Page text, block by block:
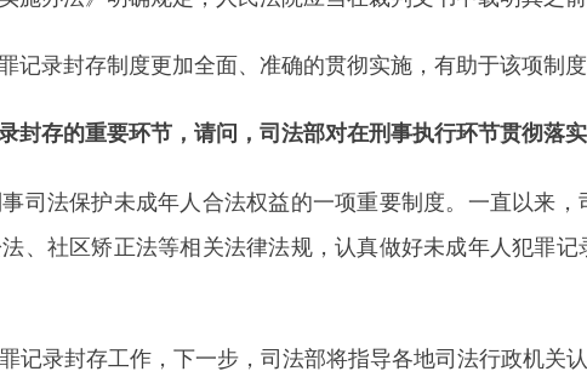
录封存制度更加全面、准确的贯彻实施，有助于该项制度
存的重要环节，请问，司法部对在刑事执行环节贯彻落
司法保护未成年人合法权益的一项重要制度。一直以来
、社区矫正法等相关法律法规，认真做好未成年人犯罪
录封存工作，下一步，司法部将指导各地司法行政机关认